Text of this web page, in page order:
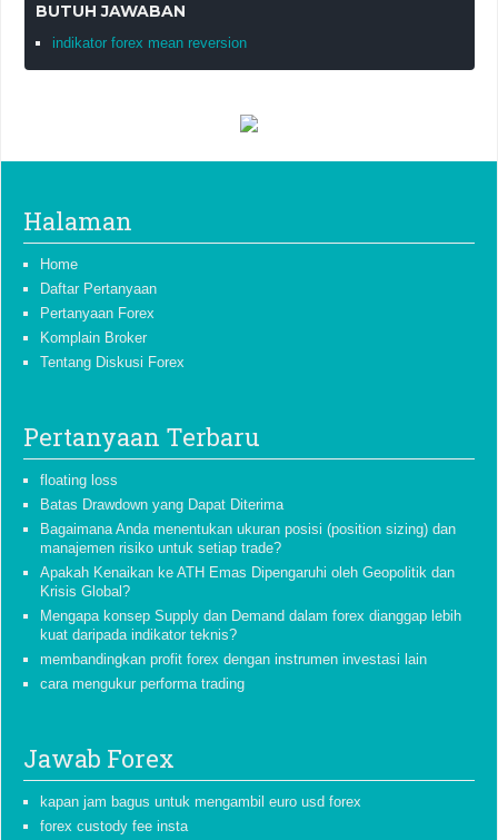
BUTUH JAWABAN
indikator forex mean reversion
Halaman
Home
Daftar Pertanyaan
Pertanyaan Forex
Komplain Broker
Tentang Diskusi Forex
Pertanyaan Terbaru
floating loss
Batas Drawdown yang Dapat Diterima
Bagaimana Anda menentukan ukuran posisi (position sizing) dan
manajemen risiko untuk setiap trade?
Apakah Kenaikan ke ATH Emas Dipengaruhi oleh Geopolitik dan
Krisis Global?
Mengapa konsep Supply dan Demand dalam forex dianggap lebih
kuat daripada indikator teknis?
membandingkan profit forex dengan instrumen investasi lain
cara mengukur performa trading
Jawab Forex
kapan jam bagus untuk mengambil euro usd forex
forex custody fee insta